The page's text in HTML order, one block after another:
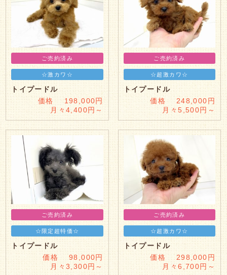
ご売約済み
☆激カワ☆
トイプードル
価格 198,000円
月々4,400円～
ご売約済み
☆超激カワ☆
トイプードル
価格 248,000円
月々5,500円～
ご売約済み
☆限定超特価☆
トイプードル
価格 98,000円
月々3,300円～
ご売約済み
☆超激カワ☆
トイプードル
価格 298,000円
月々6,700円～